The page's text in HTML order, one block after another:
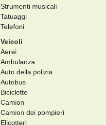
Strumenti musicali
Tatuaggi
Telefoni
Veicoli
Aerei
Ambulanza
Auto della polizia
Autobus
Biciclette
Camion
Camion dei pompieri
Elicotteri